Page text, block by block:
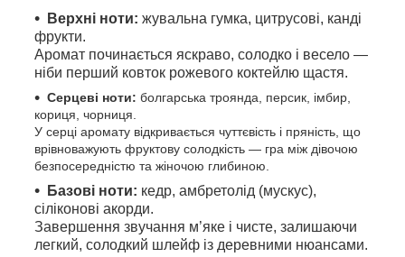
Верхні ноти: жувальна гумка, цитрусові, канді
фрукти.
Аромат починається яскраво, солодко і весело —
ніби перший ковток рожевого коктейлю щастя.
Серцеві ноти: болгарська троянда, персик, імбир,
кориця, чорниця.
У серці аромату відкривається чуттєвість і пряність, що
врівноважують фруктову солодкість — гра між дівочою
безпосередністю та жіночою глибиною.
Базові ноти: кедр, амбретолід (мускус),
сіліконові акорди.
Завершення звучання м’яке і чисте, залишаючи
легкий, солодкий шлейф із деревними нюансами.